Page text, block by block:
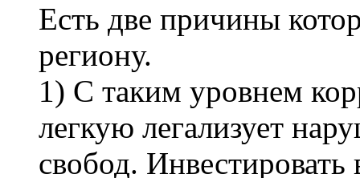
Есть две причины
региону.
1) С таким уровнем
легкую легализует
свобод.